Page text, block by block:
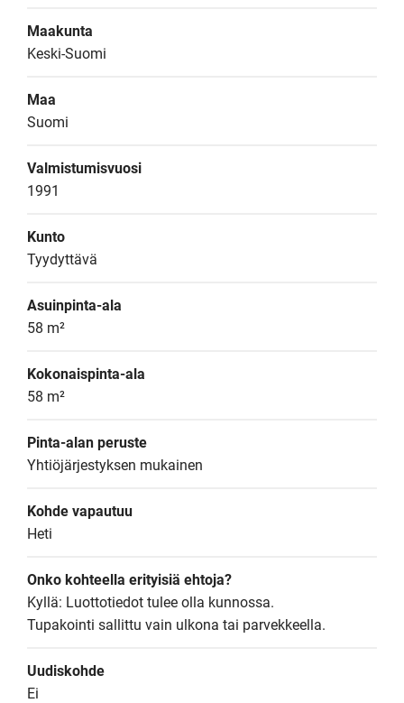
Maakunta
Keski-Suomi
Maa
Suomi
Valmistumisvuosi
1991
Kunto
Tyydyttävä
Asuinpinta-ala
58 m²
Kokonaispinta-ala
58 m²
Pinta-alan peruste
Yhtiöjärjestyksen mukainen
Kohde vapautuu
Heti
Onko kohteella erityisiä ehtoja?
Kyllä: Luottotiedot tulee olla kunnossa.
Tupakointi sallittu vain ulkona tai parvekkeella.
Uudiskohde
Ei